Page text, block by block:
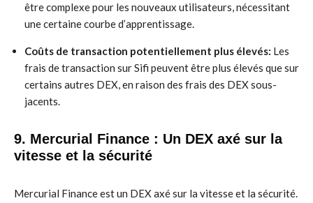
être complexe pour les nouveaux utilisateurs, nécessitant
une certaine courbe d’apprentissage.
Coûts de transaction potentiellement plus élevés: Les
frais de transaction sur Sifi peuvent être plus élevés que sur
certains autres DEX, en raison des frais des DEX sous-
jacents.
9. Mercurial Finance : Un DEX axé sur la
vitesse et la sécurité
Mercurial Finance est un DEX axé sur la vitesse et la sécurité.